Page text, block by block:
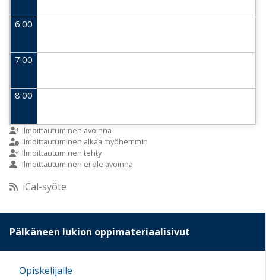
6:00
7:00
8:00
9:00
10:00
12:00
13:00
Ilmoittautuminen avoinna
Ilmoittautuminen alkaa myöhemmin
Ilmoittautuminen tehty
Ilmoittautuminen ei ole avoinna
iCal-syöte
Pälkäneen lukion oppimateriaalisivut
Opiskelijalle